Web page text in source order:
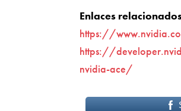
Enlaces
https://
https://
nvidia-ace/